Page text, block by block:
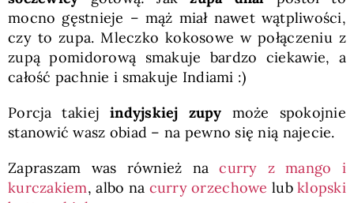
mocno gęstnieje – mąż miał nawet wątpliwości,
czy to zupa. Mleczko kokosowe w połączeniu z
zupą pomidorową smakuje bardzo ciekawie, a
całość pachnie i smakuje Indiami :)
Porcja takiej indyjskiej zupy może spokojnie
stanowić wasz obiad – na pewno się nią najecie.
Zapraszam was również nacurry z mango i
kurczakiem, albo na curry orzechowe lubklopski